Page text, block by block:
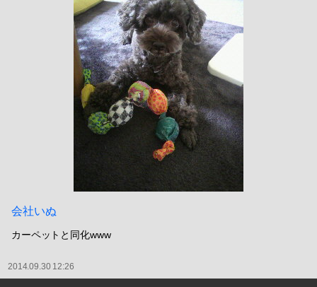
会社いぬ
カーペットと同化www
2014.09.30 12:26